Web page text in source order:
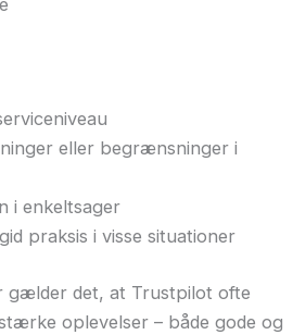
eller begrænsninger i
i enkeltsager
praksis i visse situationer
gælder det, at Trustpilot ofte
oplevelser – både gode og